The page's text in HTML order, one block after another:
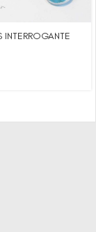
INTERROGANTE